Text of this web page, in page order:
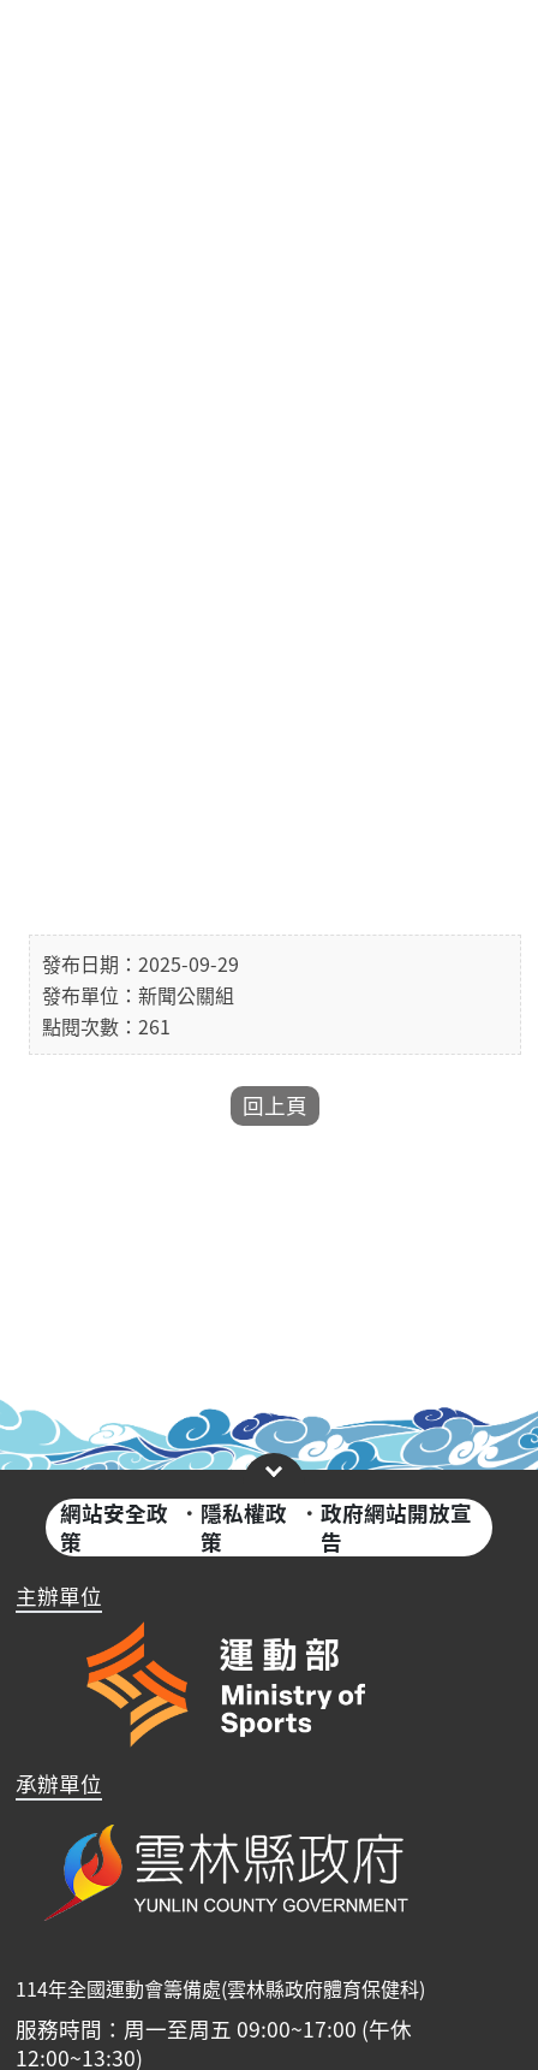
發布日期：2025-09-29
發布單位：新聞公關組
點閱次數：261
網站安全政
策
· 隱私權政
策
· 政府網站開放宣
告
主辦單位
承辦單位
114年全國運動會籌備處(雲林縣政府體育保健科)
服務時間：周一至周五 09:00~17:00 (午休
12:00~13:30)